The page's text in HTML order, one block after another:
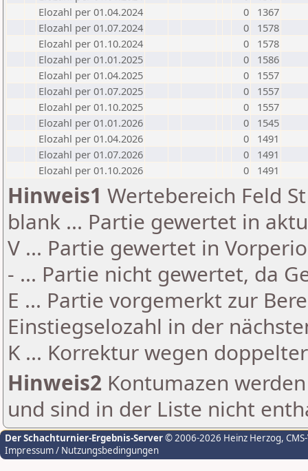
Elozahl per 01.04.2024
0
1367
Elozahl per 01.07.2024
0
1578
Elozahl per 01.10.2024
0
1578
Elozahl per 01.01.2025
0
1586
Elozahl per 01.04.2025
0
1557
Elozahl per 01.07.2025
0
1557
Elozahl per 01.10.2025
0
1557
Elozahl per 01.01.2026
0
1545
Elozahl per 01.04.2026
0
1491
Elozahl per 01.07.2026
0
1491
Elozahl per 01.10.2026
0 1491
Hinweis1 Wertebereich Feld
blank ... Partie gewertet in
V ... Partie gewertet in
- ... Partie nicht gewertet, da
E ... Partie vorgemerkt zur
Einstiegselozahl in der
K ... Korrektur wegen
Hinweis2 Kontumazen
und sind in der Liste nicht
Der Schachturnier-Ergebnis-Server© 2006-2026 Heinz Herzog,
Impressum / Nutzungsbedingungen